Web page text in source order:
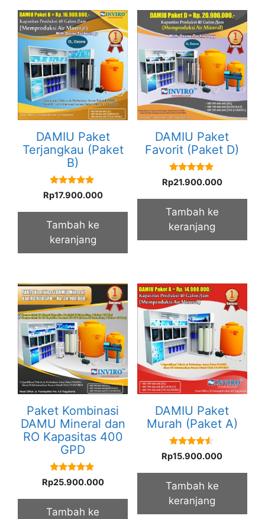
DAMIU Paket
Terjangkau (Paket
B)
5.00
out of 5
Rp17.900.000
Tambah ke
keranjang
DAMIU Paket
Favorit (Paket D)
5.00
out of 5
Rp21.900.000
Tambah ke
keranjang
Paket Kombinasi
DAMU Mineral dan
RO Kapasitas 400
GPD
5.00
out of 5
Rp25.900.000
Tambah ke
DAMIU Paket
Murah (Paket A)
4.33
out of 5
Rp15.900.000
Tambah ke
keranjang